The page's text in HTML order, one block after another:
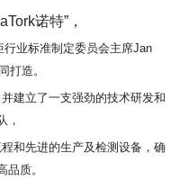
诺特”，
业标准制定委员会主席Jan
打造。
建立了一支强劲的技术研发和
，
和先进的生产及检测设备，确
品质。